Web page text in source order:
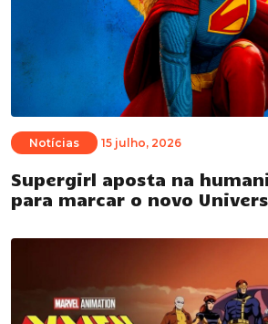
Notícias 15 julho, 2026
Supergirl aposta na
para marcar o novo